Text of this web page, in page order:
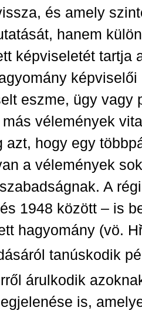
és amely
hanem
képviseletét tartja
eszme, ügy vagy
vélemények
azt, hogy egy
a vélemények
A
1948 között – is
hagyomány (vö.
tanúskodik
árulkodik
is,